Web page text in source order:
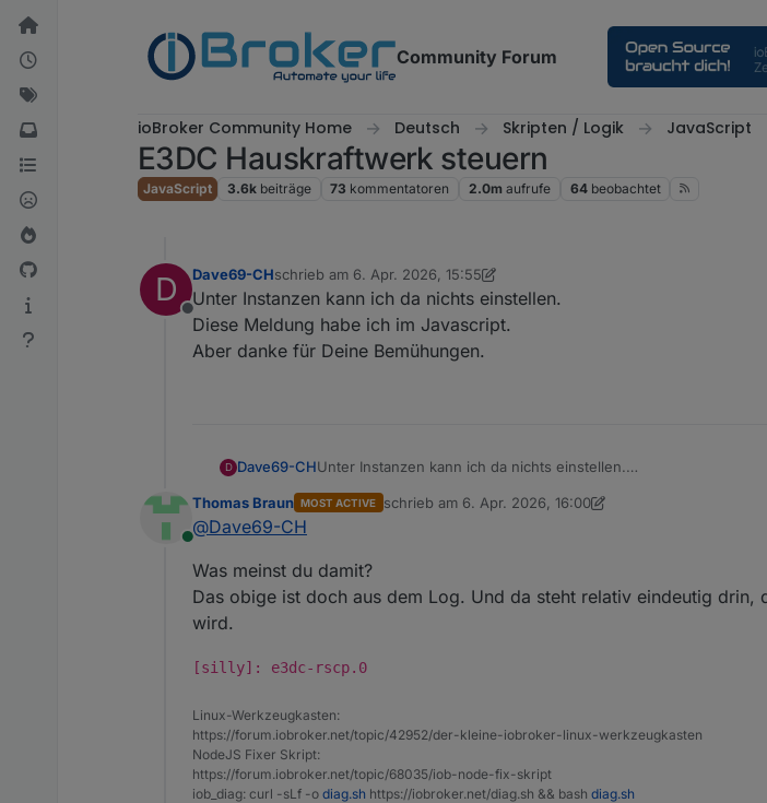
Weiter zum Inhalt
Community Forum
ioBroker Community Home Deutsch Skripten / Logik JavaScript
E3DC Hauskraftwerk steuern
JavaScript 3.6k beiträge 73 kommentatoren 2.0m aufrufe 64 beobachtet
D
Offline
Dave69-CHschrieb am 6. Apr. 2026, 15:55
zuletzt editiert von Dave69-CH4. Juni 2026, 17:55
Unter Instanzen kann ich da nichts einstellen.
Diese Meldung habe ich im Javascript.
Aber danke für Deine Bemühungen.
D Dave69-CHUnter Instanzen kann ich da nichts einstellen.
Aber danke für Deine Bemühungen.
Online
Thomas Braun MOST ACTIVE schrieb am 6. Apr. 2026, 16:00
zuletzt editiert von Thomas Braun
@Dave69-CH
Was meinst du damit?
Das obige ist doch aus dem Log. Und da steht relativ eindeutig
wird.
[silly]: e3dc-rscp.0
Linux-Werkzeugkasten:
https://forum.iobroker.net/topic/42952/der-kleine-iobroker-linux-werkzeugkasten
NodeJS Fixer Skript:
https://forum.iobroker.net/topic/68035/iob-node-fix-skript
iob_diag: curl -sLf -o diag.sh https://iobroker.net/diag.sh && bash diag.sh